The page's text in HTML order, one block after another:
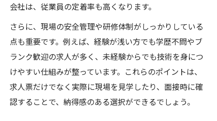
会社は、従業員の定着率も高くなります。
さらに、現場の安全管理や研修体制がしっかりしている
点も重要です。例えば、経験が浅い方でも学歴不問やブ
ランク歓迎の求人が多く、未経験からでも技術を身につ
けやすい仕組みが整っています。これらのポイントは、
求人票だけでなく実際に現場を見学したり、面接時に確
認することで、納得感のある選択ができるでしょう。